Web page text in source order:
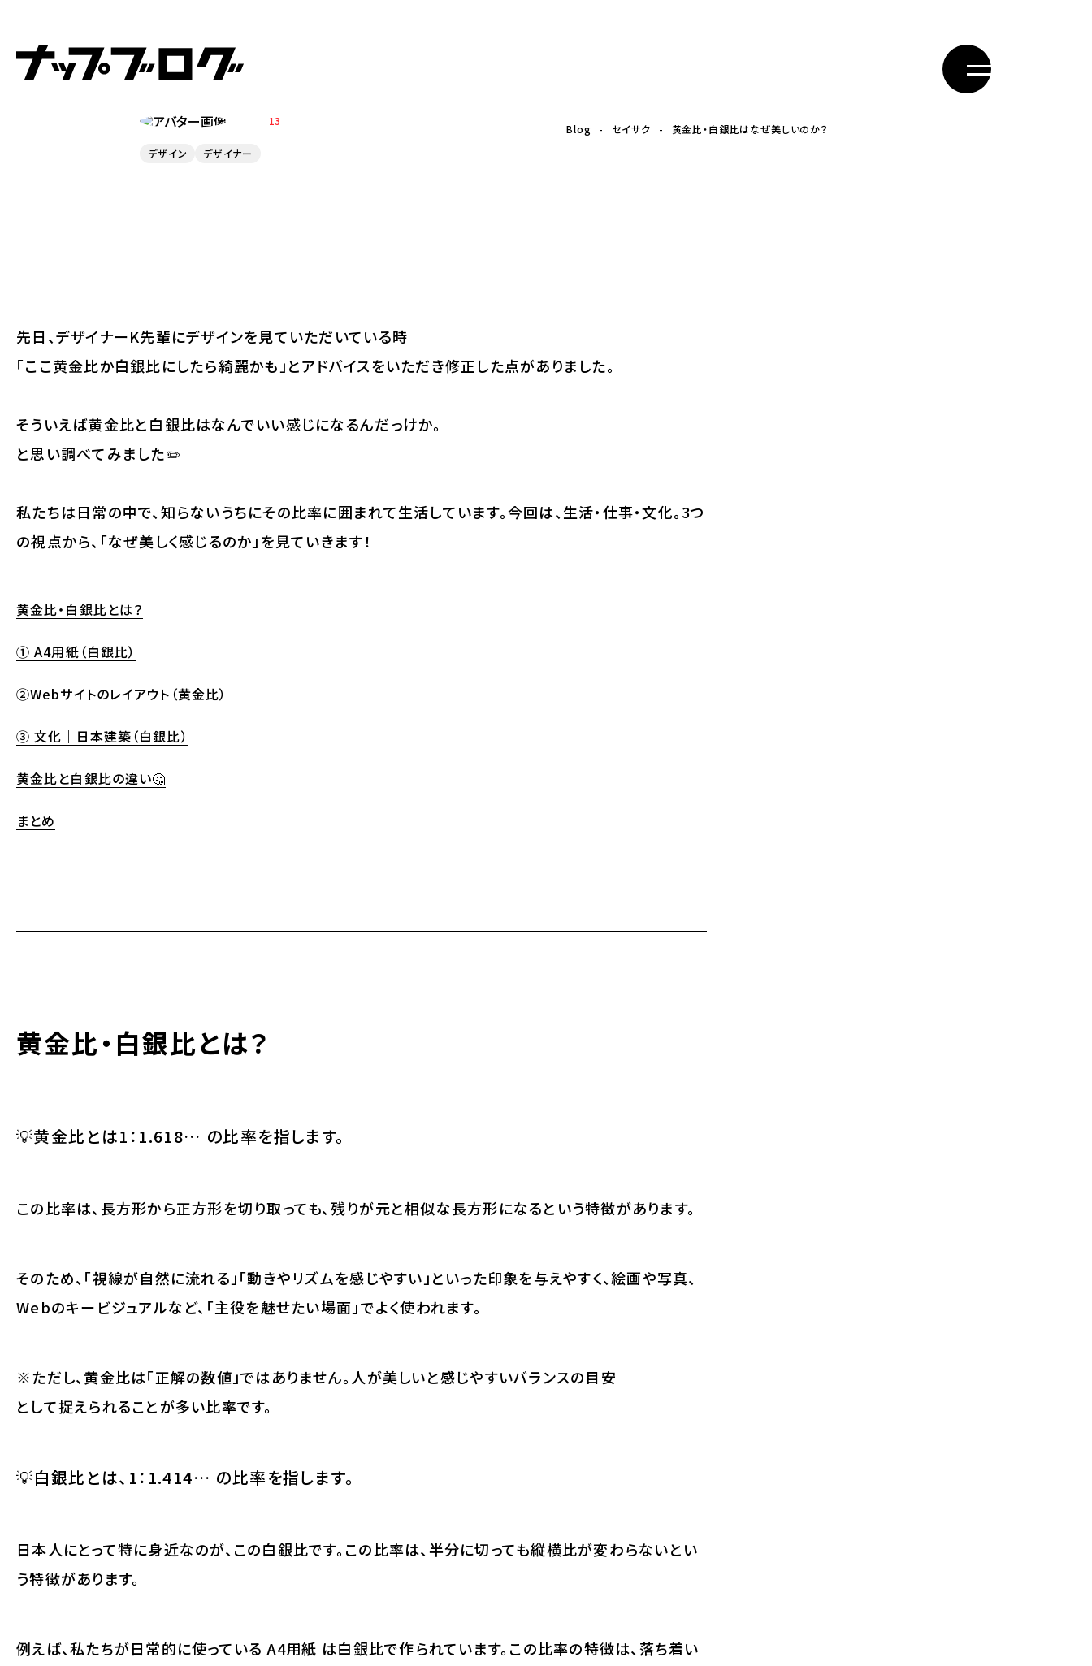
Blog セイサク 黄金比・白銀比はなぜ美しいのか？
黄金比・白銀比はなぜ美しいのか？
13
デザイン デザイナー
先日、デザイナーK先輩にデザインを見ていただいている時
「ここ黄金比か白銀比にしたら綺麗かも」とアドバイスをいただき修正した点がありました。
そういえば黄金比と白銀比はなんでいい感じになるんだっけか。
と思い調べてみました✏️
私たちは日常の中で、知らないうちにその比率に囲まれて生活しています。今回は、生活・仕事・文化。3つ
の視点から、「なぜ美しく感じるのか」を見ていきます！
黄金比・白銀比とは？
① A4用紙（白銀比）
②Webサイトのレイアウト（黄金比）
③ 文化｜日本建築（白銀比）
黄金比と白銀比の違い🤔
まとめ
黄金比・白銀比とは？
💡黄金比とは1：1.618… の比率を指します。
この比率は、長方形から正方形を切り取っても、残りが元と相似な長方形になるという特徴があります。
そのため、「視線が自然に流れる」「動きやリズムを感じやすい」といった印象を与えやすく、絵画や写真、
Webのキービジュアルなど、「主役を魅せたい場面」でよく使われます。
※ただし、黄金比は「正解の数値」ではありません。 人が美しいと感じやすいバランスの目安
として捉えられることが多い比率です。
💡白銀比とは、 1：1.414… の比率を指します。
日本人にとって特に身近なのが、この白銀比です。この比率は、半分に切っても縦横比が変わらないとい
う特徴があります。
例えば、私たちが日常的に使っている A4用紙 は白銀比で作られています。この比率の特徴は、落ち着い